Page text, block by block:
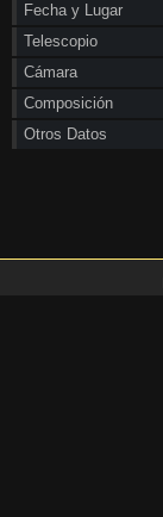
Fecha y Lugar
Telescopio
Cámara
Composición
Otros Datos